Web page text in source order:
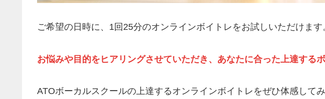
ご希望の日時に、1回25分のオンラインボイトレをお試しいただけます
お悩みや目的をヒアリングさせていただき、あなたに合った上達する
ATOボーカルスクールの上達するオンラインボイトレをぜひ体感してみ